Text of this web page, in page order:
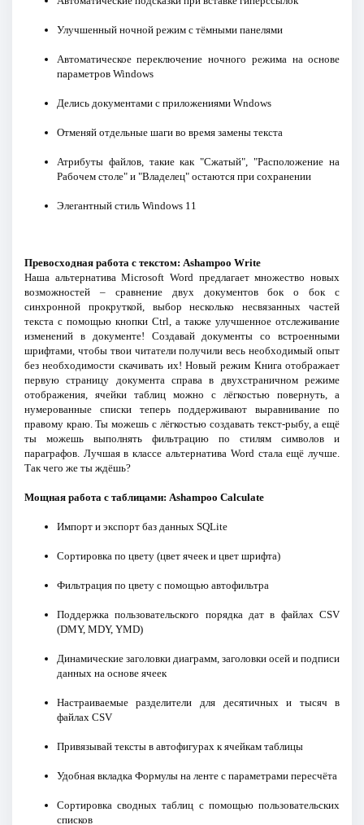
Улучшенный ночной режим с тёмными панелями
Автоматическое переключение ночного режима на основе
параметров Windows
Делись документами с приложениями Wndows
Отменяй отдельные шаги во время замены текста
Атрибуты файлов, такие как "Сжатый", "Расположение на
Рабочем столе" и "Владелец" остаются при сохранении
Элегантный стиль Windows 11
Превосходная работа с текстом: Ashampoo Write
Наша альтернатива Microsoft Word предлагает множество новых
возможностей – сравнение двух документов бок о бок с
синхронной прокруткой, выбор несколько несвязанных частей
текста с помощью кнопки Ctrl, а также улучшенное отслеживание
изменений в документе! Создавай документы со встроенными
шрифтами, чтобы твои читатели получили весь необходимый опыт
без необходимости скачивать их! Новый режим Книга отображает
первую страницу документа справа в двухстраничном режиме
отображения, ячейки таблиц можно с лёгкостью повернуть, а
нумерованные списки теперь поддерживают выравнивание по
правому краю. Ты можешь с лёгкостью создавать текст-рыбу, а ещё
ты можешь выполнять фильтрацию по стилям символов и
параграфов. Лучшая в классе альтернатива Word стала ещё лучше.
Так чего же ты ждёшь?
Мощная работа с таблицами: Ashampoo Calculate
Импорт и экспорт баз данных SQLite
Сортировка по цвету (цвет ячеек и цвет шрифта)
Фильтрация по цвету с помощью автофильтра
Поддержка пользовательского порядка дат в файлах CSV
(DMY, MDY, YMD)
Динамические заголовки диаграмм, заголовки осей и подписи
данных на основе ячеек
Настраиваемые разделители для десятичных и тысяч в
файлах CSV
Привязывай тексты в автофигурах к ячейкам таблицы
Удобная вкладка Формулы на ленте с параметрами пересчёта
Сортировка сводных таблиц с помощью пользовательских
списков